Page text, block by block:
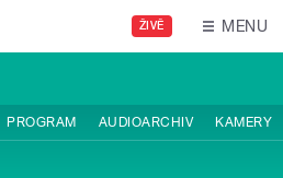
ŽIVĚ MENU
PROGRAM AUDIOARCHIV KAMERY